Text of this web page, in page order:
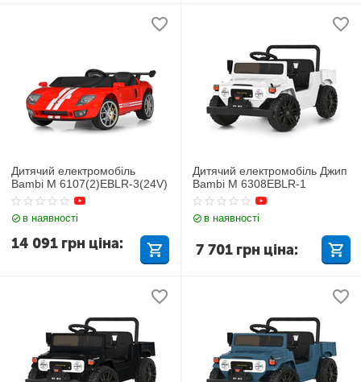
Дитячий електромобіль
Bambi M 6107(2)EBLR-3(24V)
в наявності
14 091 грн ціна:
Дитячий електромобіль Джип
Bambi M 6308EBLR-1
в наявності
7 701 грн ціна: